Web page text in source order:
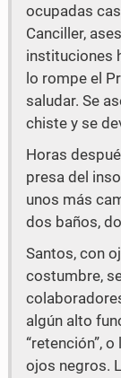
ocupadas
Canciller,
instituciones
lo rompe el
saludar. Se
chiste y se
Horas
presa del
unos más
dos baños,
Santos, con
costumbre,
algún alto
“retención”,
ojos negros.